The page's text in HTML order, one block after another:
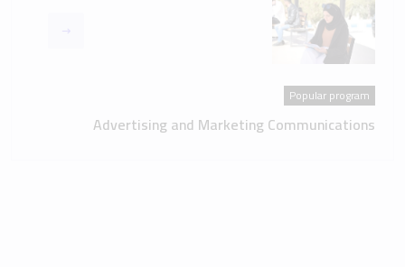
Popular program
Advertising and Marketing Communications